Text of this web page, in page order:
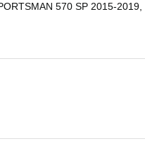
570 SP 2015-2019,